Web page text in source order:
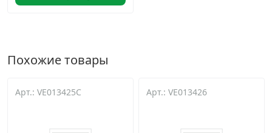
Похожие товары
Арт.: VE013425C Арт.: VE013426